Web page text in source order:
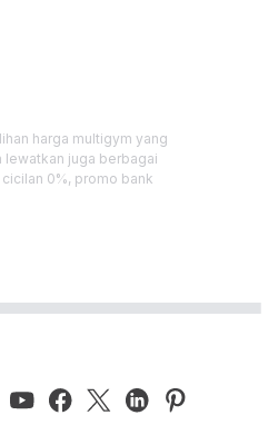
harga multigym yang
lewatkan juga berbagai
0%, promo bank